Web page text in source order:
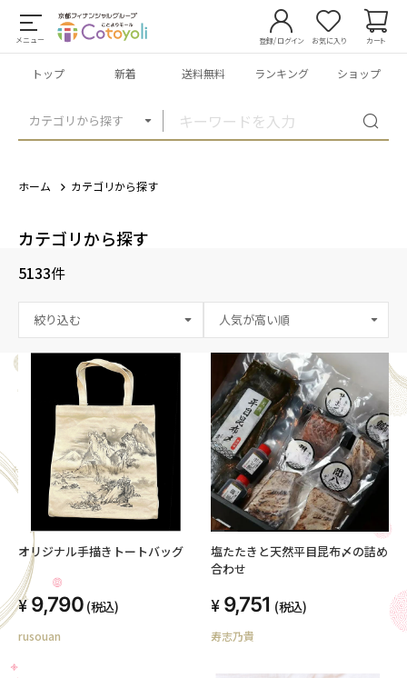
メニュー
カテゴリから探す
登録/ログイン お気に入り カート
トップ 新着 送料無料 ランキング ショップ
ホーム カテゴリから探す
カテゴリから探す
5133件
絞り込む
オリジナル手描きトートバッグ
9,790 (税込)
rusouan
塩たたきと天然平目昆布〆の詰め
合わせ
9,751 (税込)
寿志乃貴